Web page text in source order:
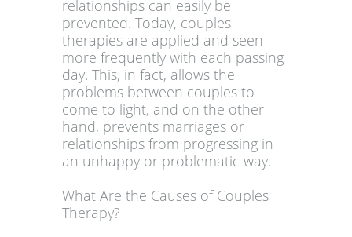
relationships can easily be
prevented. Today, couples
therapies are applied and seen
more frequently with each passing
day. This, in fact, allows the
problems between couples to
come to light, and on the other
hand, prevents marriages or
relationships from progressing in
an unhappy or problematic way.
What Are the Causes of Couples
Therapy?